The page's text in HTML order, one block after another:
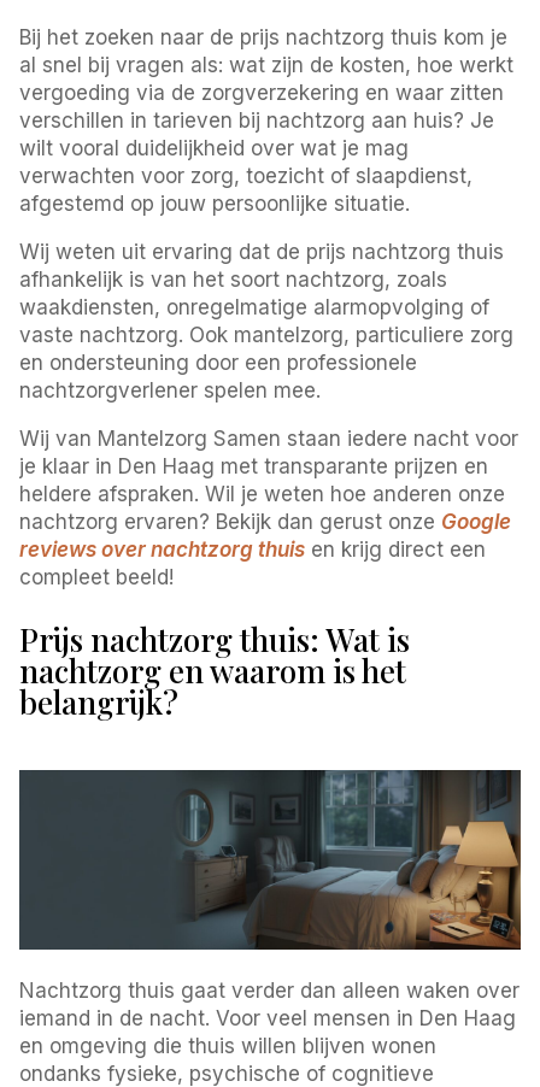
Bij het zoeken naar de prijs nachtzorg thuis kom je
al snel bij vragen als: wat zijn de kosten, hoe werkt
vergoeding via de zorgverzekering en waar zitten
verschillen in tarieven bij nachtzorg aan huis? Je
wilt vooral duidelijkheid over wat je mag
verwachten voor zorg, toezicht of slaapdienst,
afgestemd op jouw persoonlijke situatie.
Wij weten uit ervaring dat de prijs nachtzorg thuis
afhankelijk is van het soort nachtzorg, zoals
waakdiensten, onregelmatige alarmopvolging of
vaste nachtzorg. Ook mantelzorg, particuliere zorg
en ondersteuning door een professionele
nachtzorgverlener spelen mee.
Wij van Mantelzorg Samen staan iedere nacht voor
je klaar in Den Haag met transparante prijzen en
heldere afspraken. Wil je weten hoe anderen onze
nachtzorg ervaren? Bekijk dan gerust onze Google
reviews over nachtzorg thuis en krijg direct een
compleet beeld!
Prijs nachtzorg thuis: Wat is
nachtzorg en waarom is het
belangrijk?
Nachtzorg thuis gaat verder dan alleen waken over
iemand in de nacht. Voor veel mensen in Den Haag
en omgeving die thuis willen blijven wonen
ondanks fysieke, psychische of cognitieve